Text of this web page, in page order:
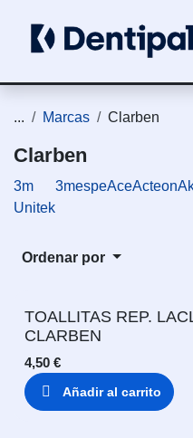
... Marcas Clarben
Clarben
3m
Unitek
3mespeAceActeon
Ordenar por
TOALLITAS REP.
CLARBEN
4,50 €
Añadir al carrito